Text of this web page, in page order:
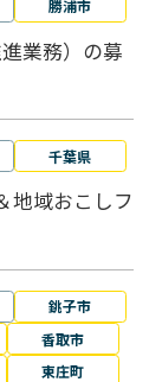
勝浦市
業務）の募
千葉県
地域おこしフ
銚子市
香取市
東庄町